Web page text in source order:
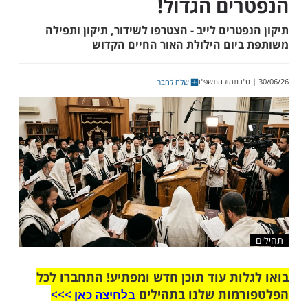
חי: הצטרפו עכשיו לתיקון
הגדול!
לייב - הצטרפו לשידור, תיקון ותפילה
הילולת האור החיים הקדוש
שלח לחבר